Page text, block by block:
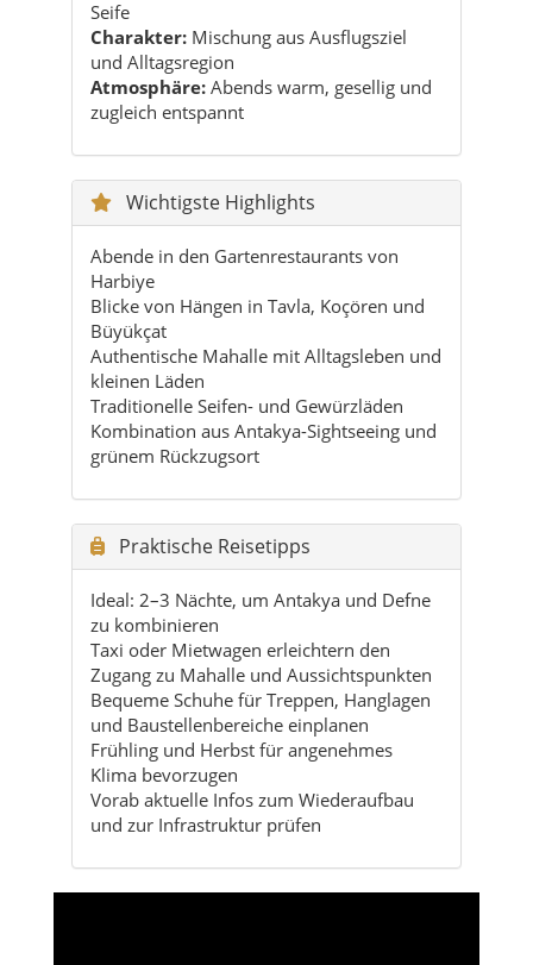
Wichtigste Highlights
Abende in den Gartenrestaurants von
Harbiye
Blicke von Hängen in Tavla, Koçören und
Büyükçat
Authentische Mahalle mit Alltagsleben und
kleinen Läden
Traditionelle Seifen- und Gewürzläden
Kombination aus Antakya-Sightseeing und
grünem Rückzugsort
Praktische Reisetipps
Ideal: 2–3 Nächte, um Antakya und Defne
zu kombinieren
Taxi oder Mietwagen erleichtern den
Zugang zu Mahalle und Aussichtspunkten
Bequeme Schuhe für Treppen, Hanglagen
und Baustellenbereiche einplanen
Frühling und Herbst für angenehmes
Klima bevorzugen
Vorab aktuelle Infos zum Wiederaufbau
und zur Infrastruktur prüfen